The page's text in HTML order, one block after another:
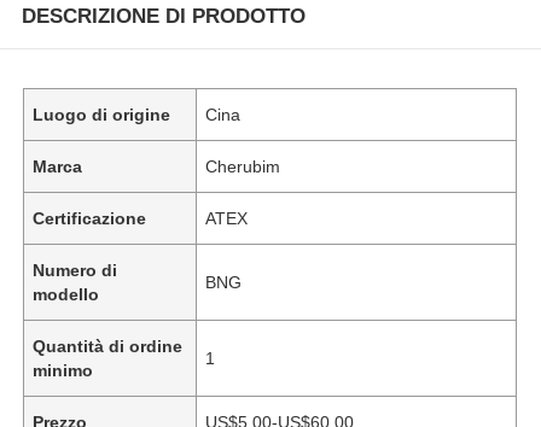
DESCRIZIONE DI PRODOTTO
Luogo di origine Cina
Marca Cherubim
Certificazione ATEX
Numero di
modello
BNG
Quantità di ordine
minimo
1
Prezzo US$5.00-US$60.00